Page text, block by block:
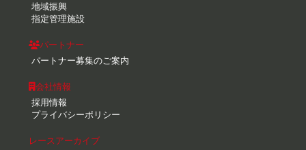
地域振興
指定管理施設
パートナー
パートナー募集のご案内
会社情報
採用情報
プライバシーポリシー
レースアーカイブ